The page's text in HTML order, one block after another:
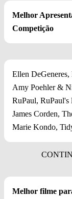
Melhor
Competição
Ellen
Amy Poehler &
RuPaul, RuPaul's
James Corden,
Marie Kondo,
Melhor filme